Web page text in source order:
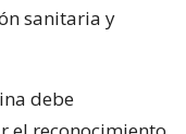
sanitaria y
debe